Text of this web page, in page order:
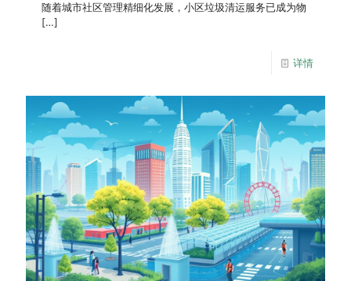
随着城市社区管理精细化发展，小区垃圾清运服务已成为物
[…]
详情